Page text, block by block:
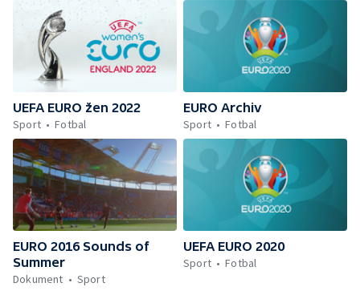
UEFA EURO žen 2022
Sport
Fotbal
EURO Archiv
Sport
Fotbal
EURO 2016 Sounds of
Summer
Dokument
Sport
UEFA EURO 2020
Sport
Fotbal